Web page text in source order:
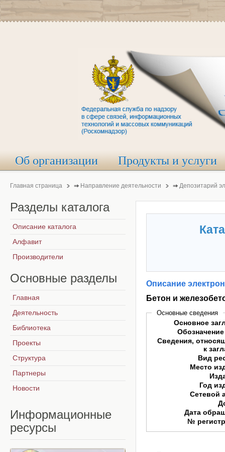
Об организации Продукты и услуги
Главная страница ⇒ Направление деятельности ⇒ Депозитарий
Описание
Бетон и
Основные сведения
Основное
Сведения,
к
Вид
Место
Год
Сетевой
Дата
№
Разделы каталога
Описание каталога
Алфавит
Производители
Основные разделы
Главная
Деятельность
Библиотека
Проекты
Структура
Партнеры
Новости
Информационные
ресурсы